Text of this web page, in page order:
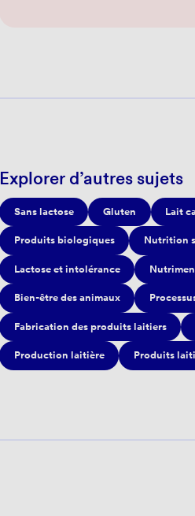
Explorer d’autres sujets
Sans lactose Gluten Lait
Produits biologiques Nutrition
Lactose et intolérance
Bien-être des animaux
Fabrication des produits laitiers
Production laitière Produits